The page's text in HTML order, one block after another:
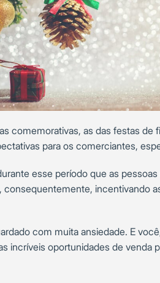
comemorativas, as das festas de
para os comerciantes,
esse período que as
consequentemente, incentivando
com muita ansiedade. E
incríveis oportunidades de venda